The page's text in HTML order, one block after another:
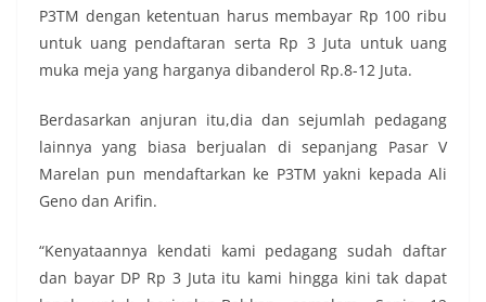
P3TM dengan ketentuan harus membayar Rp 100 ribu
untuk uang pendaftaran serta Rp 3 Juta untuk uang
muka meja yang harganya dibanderol Rp.8-12 Juta.
Berdasarkan anjuran itu,dia dan sejumlah pedagang
lainnya yang biasa berjualan di sepanjang Pasar V
Marelan pun mendaftarkan ke P3TM yakni kepada Ali
Geno dan Arifin.
“Kenyataannya kendati kami pedagang sudah daftar
dan bayar DP Rp 3 Juta itu kami hingga kini tak dapat